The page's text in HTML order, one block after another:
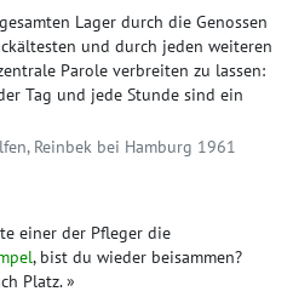
Lager durch die Genossen
und durch jeden weiteren
Parole verbreiten zu lassen:
Tag und jede Stunde sind ein
Reinbek bei Hamburg 1961
einer der Pfleger die
, bist du wieder beisammen?
Platz. »